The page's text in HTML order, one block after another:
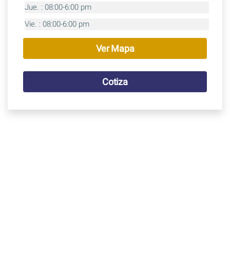
Jue. : 08:00-6:00 pm
Vie. : 08:00-6:00 pm
Ver Mapa
Cotiza